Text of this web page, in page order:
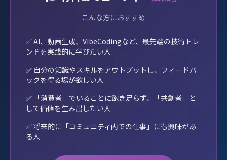
こんな方におすすめ
AI、動画生成、VibeCodingなど、最先端の技術トレ
ンドを実践的に学びたい人
自分の知識やスキルをアウトプットし、フィードバ
ックを得る場が欲しい人
「消費者」でいることに飽き足らず、「共創者」と
して価値を生み出したい人
将来的に「コミュニティ内での仕事」にも興味があ
る人